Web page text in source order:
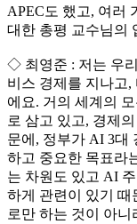
APEC도 했고, 여러
대한 총평 교수님의
◇ 최영준 : 저는 우
비스 경제를 지나고
에요. 거의 세계의
로 삼고 있고, 경제
문에, 정부가 AI 3대
하고 중요한 목표라
는 차원도 있고 AI
하게 관련이 있기 때
로만 하는 것이 아